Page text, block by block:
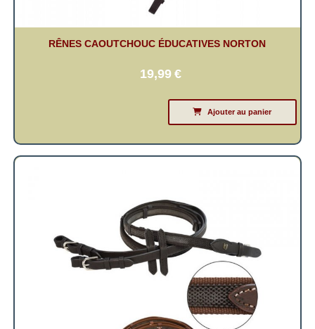
RÊNES CAOUTCHOUC ÉDUCATIVES NORTON
19,99 €
Ajouter au panier